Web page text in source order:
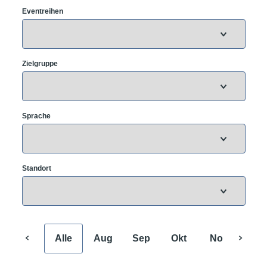
Eventreihen
Zielgruppe
Sprache
Standort
Alle Aug Sep Okt Nov